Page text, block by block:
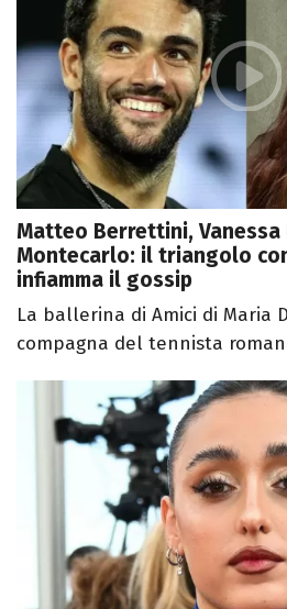
Matteo Berrettini,
Montecarlo: il triangolo
infiamma il gossip
La ballerina di Amici di Maria
compagna del tennista